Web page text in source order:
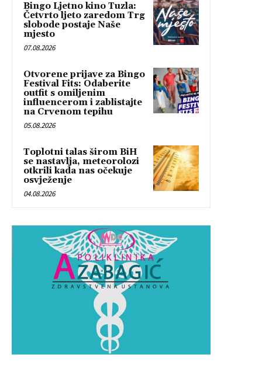
Bingo Ljetno kino Tuzla:
Četvrto ljeto zaredom Trg
slobode postaje Naše
mjesto
07.08.2026
Otvorene prijave za Bingo
Festival Fits: Odaberite
outfit s omiljenim
influencerom i zablistajte
na Crvenom tepihu
05.08.2026
Toplotni talas širom BiH
se nastavlja, meteorolozi
otkrili kada nas očekuje
osvježenje
04.08.2026